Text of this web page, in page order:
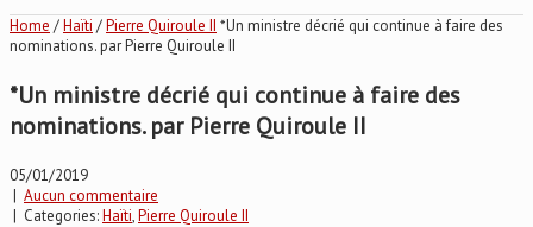
Home /Haïti /Pierre Quiroule II *Un ministre décrié qui continue à faire des
nominations. par Pierre Quiroule II
*Un ministre décrié qui continue à faire des
nominations. par Pierre Quiroule II
05/01/2019
| Aucun commentaire
| Categories:Haïti,Pierre Quiroule II